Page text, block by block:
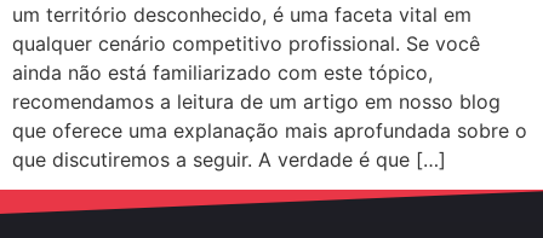
um território desconhecido, é uma faceta vital em
qualquer cenário competitivo profissional. Se você
ainda não está familiarizado com este tópico,
recomendamos a leitura de um artigo em nosso blog
que oferece uma explanação mais aprofundada sobre o
que discutiremos a seguir. A verdade é que […]